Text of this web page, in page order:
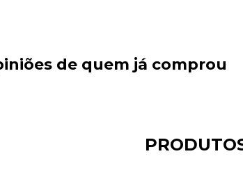
de quem já comprou